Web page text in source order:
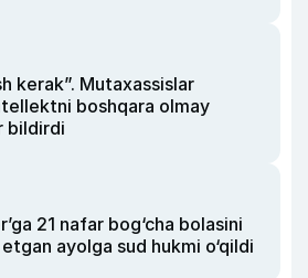
kerak”. Mutaxassislar
boshqara olmay
bildirdi
21 nafar bog‘cha bolasini
ayolga sud hukmi o‘qildi